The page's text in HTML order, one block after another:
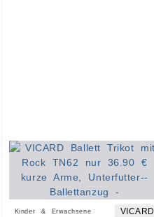
Kinder & Erwachsene VICARD